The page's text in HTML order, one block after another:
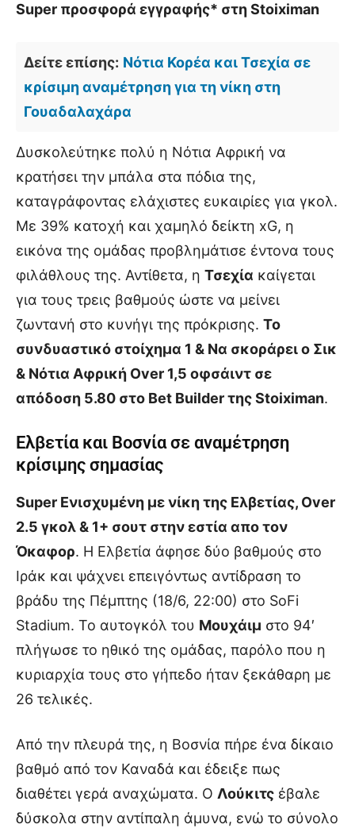
Super προσφορά εγγραφής* στη Stoiximan
Δείτε επίσης: Νότια Κορέα και Τσεχία σε
κρίσιμη αναμέτρηση για τη νίκη στη
Γουαδαλαχάρα
Δυσκολεύτηκε πολύ η Νότια Αφρική να
κρατήσει την μπάλα στα πόδια της,
καταγράφοντας ελάχιστες ευκαιρίες για γκολ.
Με 39% κατοχή και χαμηλό δείκτη xG, η
εικόνα της ομάδας προβλημάτισε έντονα τους
φιλάθλους της. Αντίθετα, η Τσεχία καίγεται
για τους τρεις βαθμούς ώστε να μείνει
ζωντανή στο κυνήγι της πρόκρισης. Το
συνδυαστικό στοίχημα 1 & Να σκοράρει ο Σικ
& Νότια Αφρική Over 1,5 οφσάιντ σε
απόδοση 5.80 στο Bet Builder της Stoiximan.
Ελβετία και Βοσνία σε αναμέτρηση
κρίσιμης σημασίας
Super Ενισχυμένη με νίκη της Ελβετίας, Over
2.5 γκολ & 1+ σουτ στην εστία απο τον
Όκαφορ. Η Ελβετία άφησε δύο βαθμούς στο
Ιράκ και ψάχνει επειγόντως αντίδραση το
βράδυ της Πέμπτης (18/6, 22:00) στο SoFi
Stadium. Το αυτογκόλ του Μουχάιμ στο 94′
πλήγωσε το ηθικό της ομάδας, παρόλο που η
κυριαρχία τους στο γήπεδο ήταν ξεκάθαρη με
26 τελικές.
Από την πλευρά της, η Βοσνία πήρε ένα δίκαιο
βαθμό από τον Καναδά και έδειξε πως
διαθέτει γερά αναχώματα. Ο Λούκιτς έβαλε
δύσκολα στην αντίπαλη άμυνα, ενώ το σύνολο